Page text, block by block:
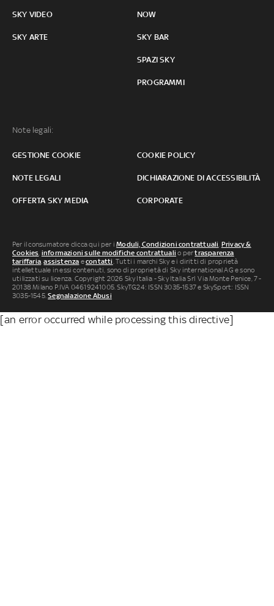
SKY VIDEO
SKY ARTE
NOW
SKY BAR
SPAZI SKY
PROGRAMMI
Note legali:
GESTIONE COOKIE COOKIE POLICY
NOTE LEGALI DICHIARAZIONE DI ACCESSIBILITÀ
OFFERTA SKY MEDIA CORPORATE
Per il consumatore clicca qui per iModuli, Condizioni contrattuali, Privacy &
Cookies, informazioni sulle modifiche contrattuali o pertrasparenza
tariffaria,assistenza econtatti. Tutti i marchi Sky e i diritti di proprietà
intellettuale in essi contenuti, sono di proprietà di Sky international AG e sono
utilizzati su licenza. Copyright 2026 Sky Italia - Sky Italia Srl Via Monte Penice, 7 -
20138 Milano P.IVA 04619241005. SkyTG24: ISSN 3035-1537 e SkySport: ISSN
3035-1545.Segnalazione Abusi
[an error occurred while processing this directive]